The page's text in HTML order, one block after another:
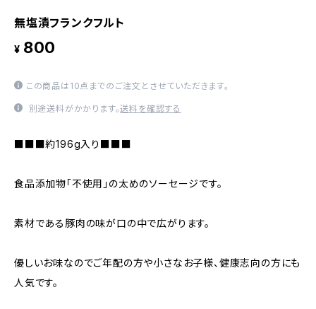
無塩漬フランクフルト
¥ 800
この商品は10点までのご注文とさせていただきます。
別途送料がかかります。送料を確認する
■■■約196g入り■■■
食品添加物「不使用」の太めのソーセージです。
素材である豚肉の味が口の中で広がります。
優しいお味なのでご年配の方や小さなお子様、健康志向の方にも
人気です。